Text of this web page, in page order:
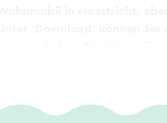
herunterladen. Die Länge